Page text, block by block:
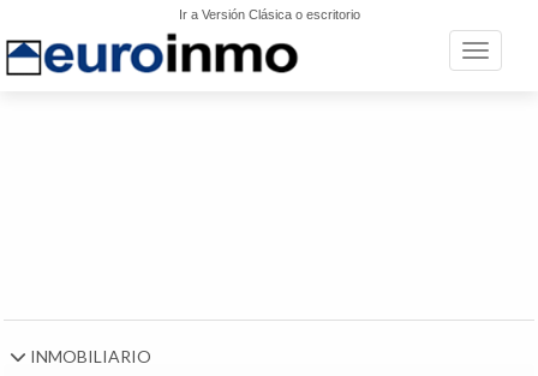
Ir a Versión Clásica o escritorio
Toggle
INMOBILIARIO